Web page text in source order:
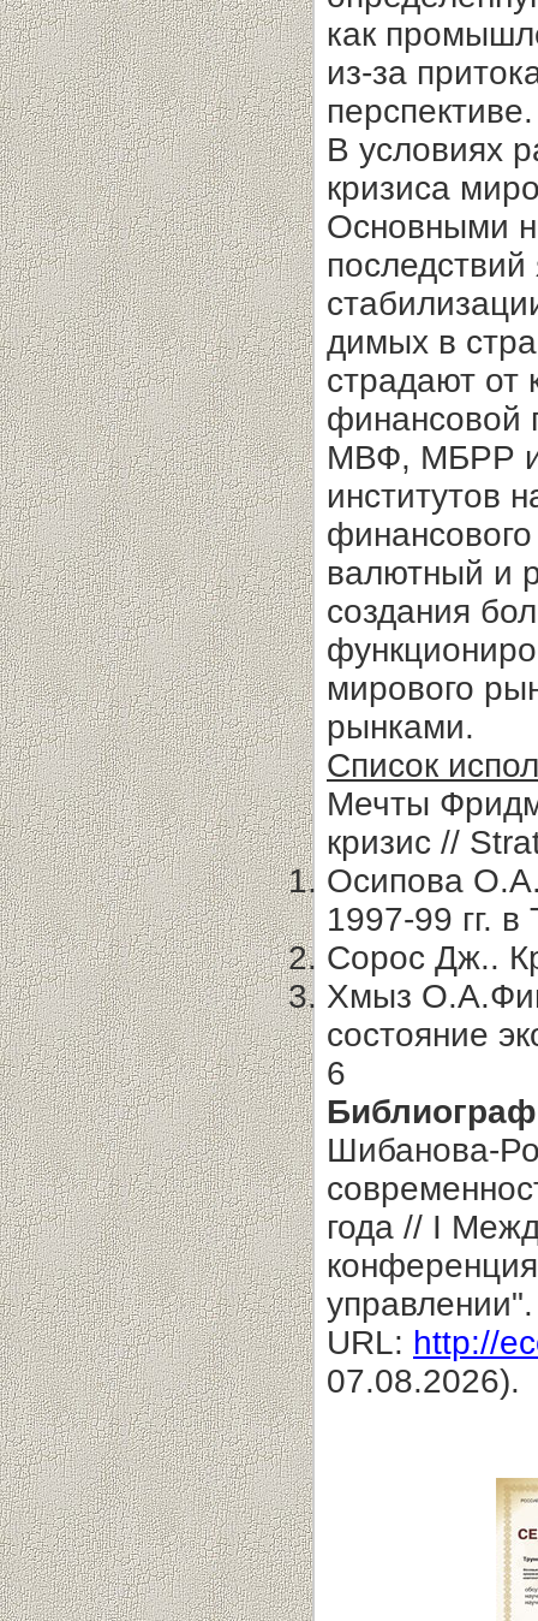
как
из-за
перспективе.
В условиях
кризиса
Основными
димых в
страдают от
финансовой
МВФ, МБРР и
институтов
валютный и
создания
мирового
рынками.
Список
Мечты
кризис //
Осипова
1997-99 гг.
Сорос Дж..
Хмыз
состояние
6
Шибанова-
года // I
управлении".
URL: http://
07.08.2026).